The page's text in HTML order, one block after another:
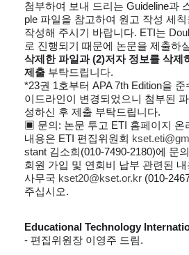
첨부하여 보내 드리는 Guideline과
ple 파일을 참고하여 원고 작성 세
작성해 주시기 바랍니다. ETI 는
로 진행되기 때문에 논문을 제출하
삭제한 파일과(2)저자 정보를 삭제
제출 부탁드립니다.
*23권 1호부터 APA 7th Edition을 준
이드라인이 변경되었으니 첨부된
성하신 후 제출 부탁드립니다.
▣ 문의 : 논문 투고 ETI 홈페이지 온
내용은 ETI 편집위원회
stant 김소희 (010-7490-2180)에 문
회원 가입 및 연회비 납부 관련된
사무국 kset20@kset.or.kr (010-
주십시오.
Educational Technology
- 편집위원장 이영주 드림.